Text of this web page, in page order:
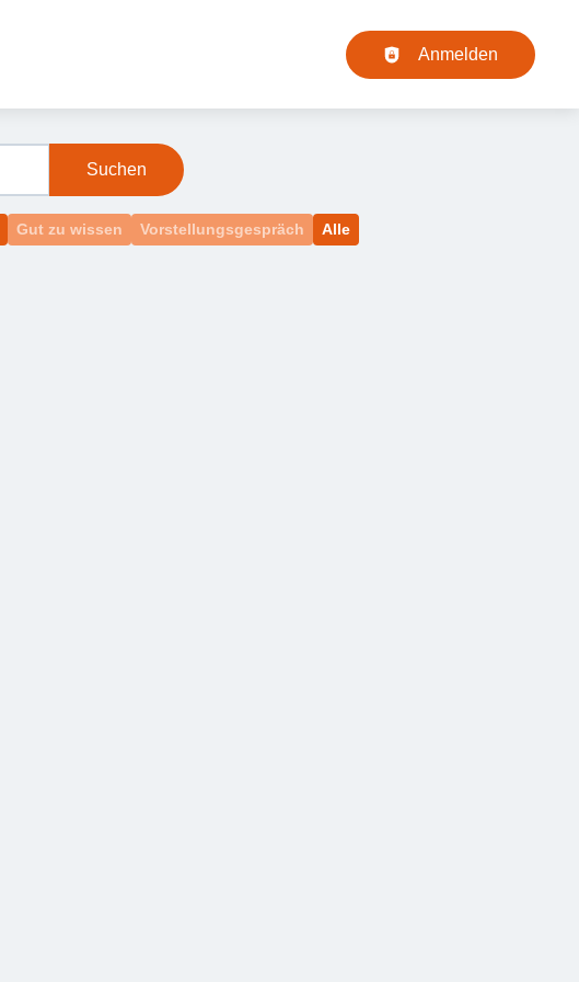
Haupt-Navigation
Anmelden
Suchen
Gut zu wissen Vorstellungsgespräch Alle